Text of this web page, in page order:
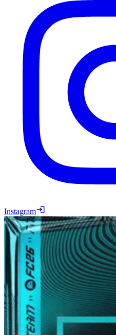
Instagram